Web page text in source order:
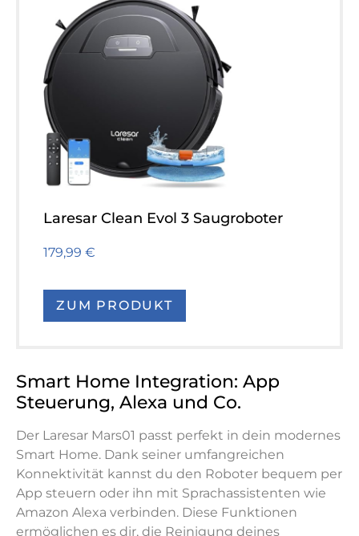
Laresar Clean Evol 3 Saugroboter
179,99 €
ZUM PRODUKT
Smart Home Integration: App
Steuerung, Alexa und Co.
Der Laresar Mars01 passt perfekt in dein modernes
Smart Home. Dank seiner umfangreichen
Konnektivität kannst du den Roboter bequem per
App steuern oder ihn mit Sprachassistenten wie
Amazon Alexa verbinden. Diese Funktionen
ermöglichen es dir, die Reinigung deines